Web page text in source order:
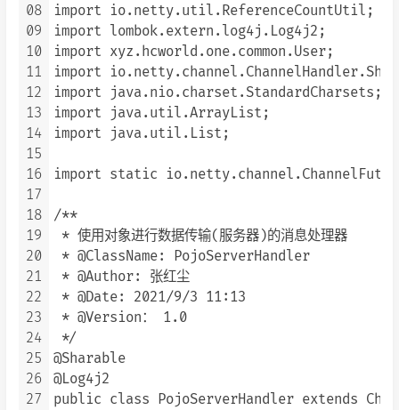
08
09
10
11
12
13
14
15
16
17
18
19
20
21
22
23
24
25
26
27
import io.netty.util.ReferenceCountUtil;
import lombok.extern.log4j.Log4j2;
import xyz.hcworld.one.common.User;
import
import java.nio.charset.StandardCharsets;
import java.util.ArrayList;
import java.util.List;
import static
/**
* 使用对象进行数据传输(服务器)的消息处理器
* @ClassName: PojoServerHandler
* @Author: 张红尘
* @Date: 2021/9/3 11:13
* @Version： 1.0
*/
@Sharable
@Log4j2
public class PojoServerHandler extends